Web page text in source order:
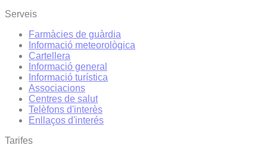
Serveis
Farmàcies de guàrdia
Informació meteorològica
Cartellera
Informació general
Informació turística
Associacions
Centres de salut
Telèfons d'interès
Enllaços d'interés
Tarifes